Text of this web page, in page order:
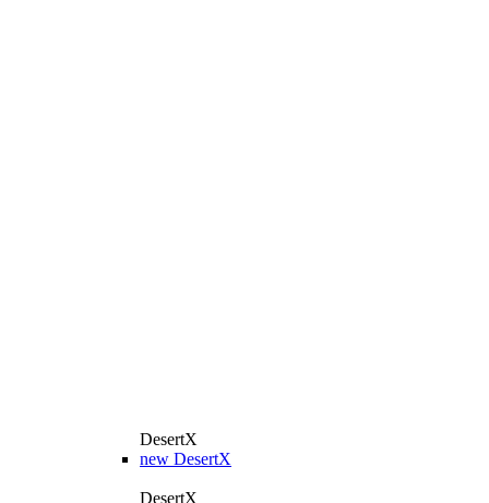
DesertX
new DesertX
DesertX